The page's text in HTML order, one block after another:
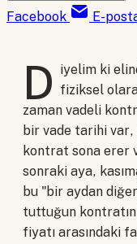
Facebook
E-
D iyelim ki
fiziksel
zaman vadeli
bir vade tarihi
kontrat sona erer
sonraki aya,
bu "bir aydan
tuttuğun kontratın
fiyatı arasındaki